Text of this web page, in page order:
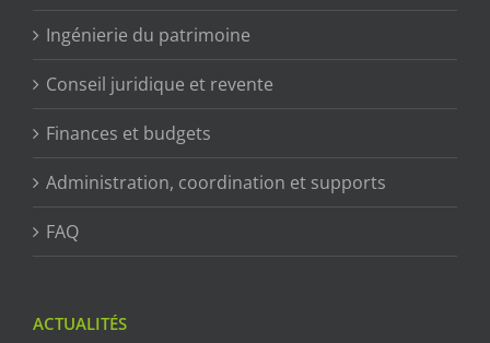
Ingénierie du patrimoine
Conseil juridique et revente
Finances et budgets
Administration, coordination et supports
FAQ
ACTUALITÉS